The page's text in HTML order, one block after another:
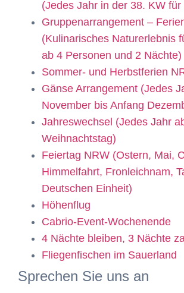
(Jedes Jahr in der 38. KW für
Gruppenarrangement –
(Kulinarisches Naturerlebnis
ab 4 Personen und 2 Nächte)
Sommer- und Herbstferien
Gänse Arrangement (Jedes
November bis Anfang
Jahreswechsel (Jedes Jahr
Weihnachtstag)
Feiertag NRW (Ostern, Mai,
Himmelfahrt, Fronleichnam,
Deutschen Einheit)
Höhenflug
Cabrio-Event-Wochenende
4 Nächte bleiben, 3 Nächte
Fliegenfischen im Sauerland
Sprechen Sie uns an